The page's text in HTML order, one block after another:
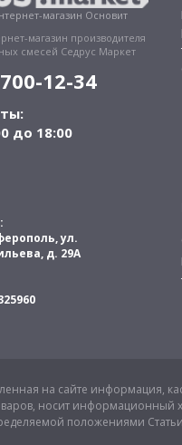
магазин Основит
магазин производителя
смесей Седрус Маркет
12-34
до 18:00
ул.
д. 29А
на сайте информация,
носит информационный
положениями